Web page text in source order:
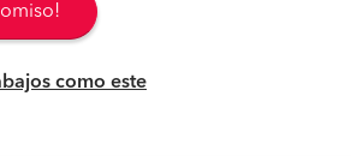
como este